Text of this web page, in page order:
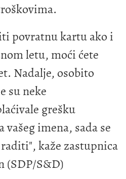
povratnu kartu ako i
letu, moći ćete
Nadalje, osobito
su neke
grešku
imena, sada se
kaže zastupnica
(SDP/S&D)